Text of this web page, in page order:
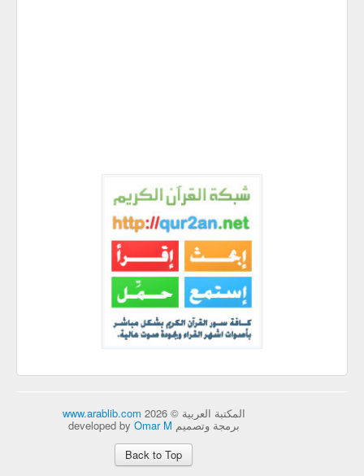
المكتبة العربية © 2026 www.arablib.com
برمجة وتصميم developed by Omar M
Back to Top